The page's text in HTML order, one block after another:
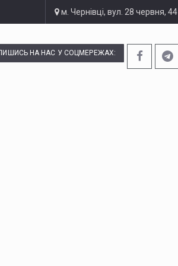
м. Чернівці, вул. 28 червня, 44
НА НАС У СОЦМЕРЕЖАХ: